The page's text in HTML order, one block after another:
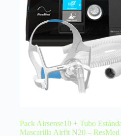
Pack Airsense10 + Tubo
Mascarilla Airfit N20 – ResMed